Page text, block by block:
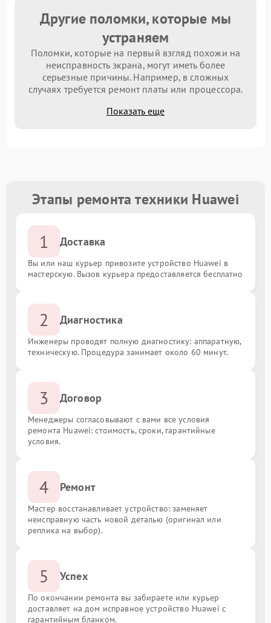
Другие поломки, которые мы
устраняем
Поломки, которые на первый взгляд похожи на
неисправность экрана, могут иметь более
серьезные причины. Например, в сложных
случаях требуется ремонт платы или процессора.
Показать еще
Этапы ремонта техники Huawei
1 Доставка
Вы или наш курьер привозите устройство Huawei в
мастерскую. Вызов курьера предоставляется бесплатно
2 Диагностика
Инженеры проводят полную диагностику: аппаратную,
техническую. Процедура занимает около 60 минут.
3 Договор
Менеджеры согласовывают с вами все условия
ремонта Huawei: стоимость, сроки, гарантийные
условия.
4 Ремонт
Мастер восстанавливает устройство: заменяет
неисправную часть новой деталью (оригинал или
реплика на выбор).
5 Успех
По окончании ремонта вы забираете или курьер
доставляет на дом исправное устройство Huawei с
гарантийным бланком.